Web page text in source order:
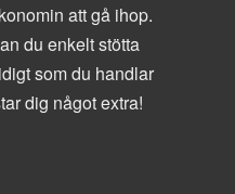
att gå ihop.
du enkelt stötta
som du handlar
dig något extra!